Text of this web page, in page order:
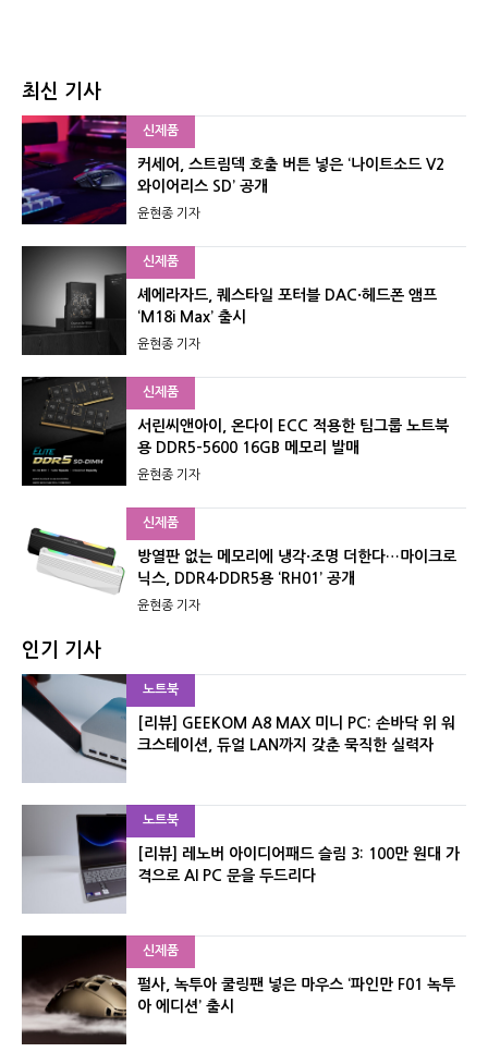
최신 기사
신제품
커세어, 스트림덱 호출 버튼 넣은 ‘나이트소드 V2
와이어리스 SD’ 공개
윤현종 기자
신제품
셰에라자드, 퀘스타일 포터블 DAC·헤드폰 앰프
‘M18i Max’ 출시
윤현종 기자
신제품
서린씨앤아이, 온다이 ECC 적용한 팀그룹 노트북
용 DDR5-5600 16GB 메모리 발매
윤현종 기자
신제품
방열판 없는 메모리에 냉각·조명 더한다…마이크로
닉스, DDR4·DDR5용 ‘RH01’ 공개
윤현종 기자
인기 기사
노트북
[리뷰] GEEKOM A8 MAX 미니 PC: 손바닥 위 워
크스테이션, 듀얼 LAN까지 갖춘 묵직한 실력자
노트북
[리뷰] 레노버 아이디어패드 슬림 3: 100만 원대 가
격으로 AI PC 문을 두드리다
신제품
펄사, 녹투아 쿨링팬 넣은 마우스 ‘파인만 F01 녹투
아 에디션’ 출시